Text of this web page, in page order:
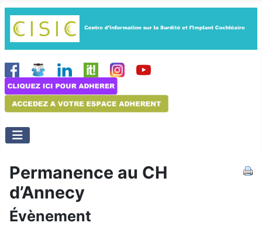
Permanence au CH
d’Annecy
Évènement